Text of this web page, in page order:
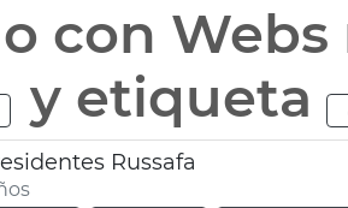
con
y etiqueta
Russafa